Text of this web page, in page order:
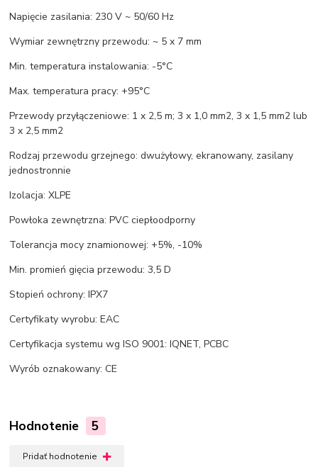
Napięcie zasilania: 230 V ~ 50/60 Hz
Wymiar zewnętrzny przewodu: ~ 5 x 7 mm
Min. temperatura instalowania: -5°C
Max. temperatura pracy: +95°C
Przewody przyłączeniowe: 1 x 2,5 m; 3 x 1,0 mm2, 3 x 1,5 mm2 lub
3 x 2,5 mm2
Rodzaj przewodu grzejnego: dwużyłowy, ekranowany, zasilany
jednostronnie
Izolacja: XLPE
Powłoka zewnętrzna: PVC ciepłoodporny
Tolerancja mocy znamionowej: +5%, -10%
Min. promień gięcia przewodu: 3,5 D
Stopień ochrony: IPX7
Certyfikaty wyrobu: EAC
Certyfikacja systemu wg ISO 9001: IQNET, PCBC
Wyrób oznakowany: CE
Hodnotenie 5
Pridať hodnotenie